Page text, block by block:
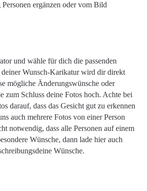
ergänzen oder vom Bild
und wähle für dich die passenden
Wunsch-Karikatur wird dir direkt
mögliche Änderungswünsche oder
zum Schluss deine Fotos hoch. Achte bei
darauf, dass das Gesicht gut zu erkennen
auch mehrere Fotos von einer Person
notwendig, dass alle Personen auf einem
Wünsche, dann lade hier auch
Wünsche.